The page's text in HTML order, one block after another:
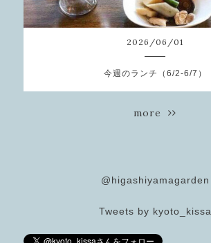
2026 /06 /01
今週のランチ（6/2-6/7）
more
@higashiyamagarden
Tweets by kyoto_kissa